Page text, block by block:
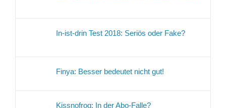
In-ist-drin Test 2018: Seriös oder Fake?
Finya: Besser bedeutet nicht gut!
Kissnofrog: In der Abo-Falle?